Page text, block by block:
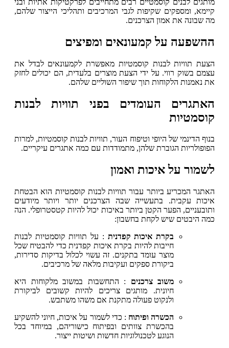
קיימא, ומספקים שקיפות לגבי המרכיבים ותהליכי הייצור שלהם,
מה שבונה את אמון הצרכנים.
ההשפעה על קמעונאים ומפיצים
הצעת תוויות לבנות קוסמטיות מאפשרת לקמעונאים לבדל את
עצמם בשוק רווי. על ידי הצעת מוצרים בלעדית, הם יכולים לחזק
את נאמנות הלקוחות תוך שיפור השוליים שלהם.
האתגרים העומדים בפני תוויות לבנות
קוסמטיות
בנוף הדינמי של היופי וטיפוח העור, תוויות לבנות קוסמטיות, למרות
הפופולריות הגוברת שלהן, מתמודדות עם כמה אתגרים עיקריים.
לשמור על איכות ואמון
האתגר המכריע ביותר עבור תוויות לבנות קוסמטיות הוא הבטחת
איכות עקבית. בתעשייה שבה הצרכנים יותר ויותר מיודעים
ותובעניים, הפער הקטן ביותר באיכות יכול להיות קטסטרופלי. הנה
כמה היבטים שיש לקחת בחשבון:
בקרת איכות קפדנית : על תוויות קוסמטיות לבנות
חייבות להיות בקרת איכות קפדנית כדי להבטיח שכל
מוצר עומד בתקנים. זה עשוי לכלול בדיקות סדירות,
ביקורת ספקים ועקיבות מלאה של מרכיבים.
משוב צרכנים : התחשבות במשוב מלקוחות היא
חיונית. מותגים צריכים להיות קשובים לביקורת
ולנקוט פעולה מתקנת אם משהו משתבש.
הכשרה ופיתוח : כדי לשמור על איכות, חיוני להשקיע
בהכשרת צוותים ובפיתוח כישוריהם, במיוחד בכל
הנוגע לטכנולוגיות חדשות ושיטות ייצור.